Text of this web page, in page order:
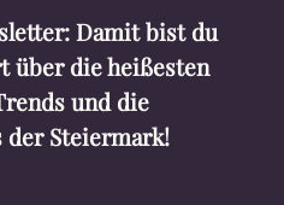
Damit bist du
die heißesten
und die
der Steiermark!